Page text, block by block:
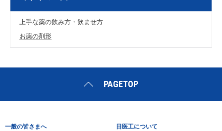
上手な薬の飲み方・飲ませ方
お薬の剤形
PAGETOP
一般の皆さまへ
日医工について